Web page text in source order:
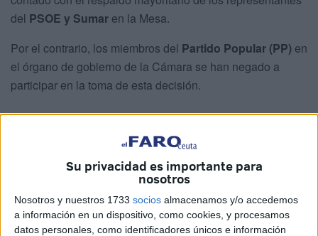
Su privacidad es importante para
nosotros
Nosotros y nuestros 1733 socios almacenamos y/o accedemos
a información en un dispositivo, como cookies, y procesamos
datos personales, como identificadores únicos e información
del PSOE y Sumar en la Mesa.
Por el contrario, los miembros del Partido Popular (PP) en
el órgano de gobierno de la Cámara se han negado a
participar en la toma de esta decisión.
Motivos de la suspensión y
altercados en la Cámara